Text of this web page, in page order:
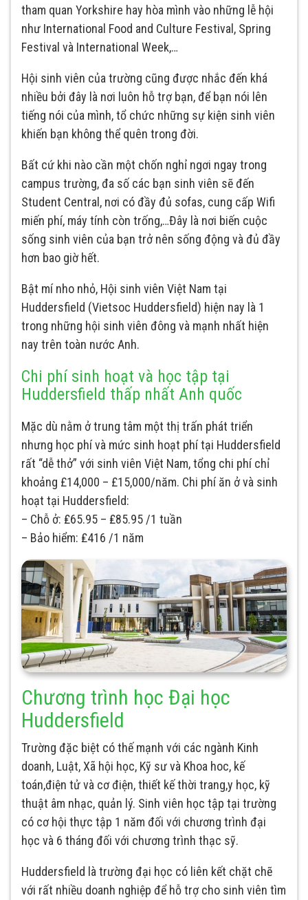
tham quan Yorkshire hay hòa mình vào những lễ hội
như International Food and Culture Festival, Spring
Festival và International Week,…
Hội sinh viên của trường cũng được nhắc đến khá
nhiều bởi đây là nơi luôn hỗ trợ bạn, để bạn nói lên
tiếng nói của mình, tổ chức những sự kiện sinh viên
khiến bạn không thể quên trong đời.
Bất cứ khi nào cần một chốn nghỉ ngơi ngay trong
campus trường, đa số các bạn sinh viên sẽ đến
Student Central, nơi có đầy đủ sofas, cung cấp Wifi
miến phí, máy tính còn trống,…Đây là nơi biến cuộc
sống sinh viên của bạn trở nên sống động và đủ đầy
hơn bao giờ hết.
Bật mí nho nhỏ, Hội sinh viên Việt Nam tại
Huddersfield (Vietsoc Huddersfield) hiện nay là 1
trong những hội sinh viên đông và mạnh nhất hiện
nay trên toàn nước Anh.
Chi phí sinh hoạt và học tập tại
Huddersfield thấp nhất Anh quốc
Mặc dù nằm ở trung tâm một thị trấn phát triển
nhưng học phí và mức sinh hoạt phí tại Huddersfield
rất “dễ thở” với sinh viên Việt Nam, tổng chi phí chỉ
khoảng £14,000 – £15,000/năm. Chi phí ăn ở và sinh
hoạt tại Huddersfield:
– Chỗ ở: ₤65.95 – ₤85.95 /1 tuần
– Bảo hiểm: ₤416 /1 năm
Chương trình học Đại học
Huddersfield
Trường đặc biệt có thế mạnh với các ngành Kinh
doanh, Luật, Xã hội học, Kỹ sư và Khoa hoc, kế
toán,điện tử và cơ điện, thiết kế thời trang,y học, kỹ
thuật âm nhạc, quản lý. Sinh viên học tập tại trường
có cơ hội thực tập 1 năm đối với chương trình đại
học và 6 tháng đối với chương trình thạc sỹ.
Huddersfield là trường đại học có liên kết chặt chẽ
với rất nhiều doanh nghiệp để hỗ trợ cho sinh viên tìm